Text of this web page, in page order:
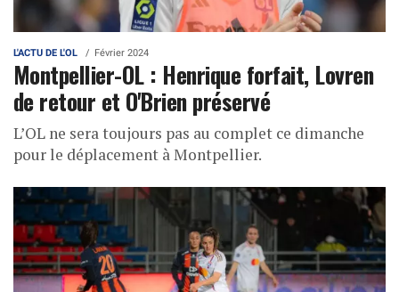
L'ACTU DE L'OL Février 2024
Montpellier-OL : Henrique forfait, Lovren
de retour et O'Brien préservé
L’OL ne sera toujours pas au complet ce dimanche
pour le déplacement à Montpellier.